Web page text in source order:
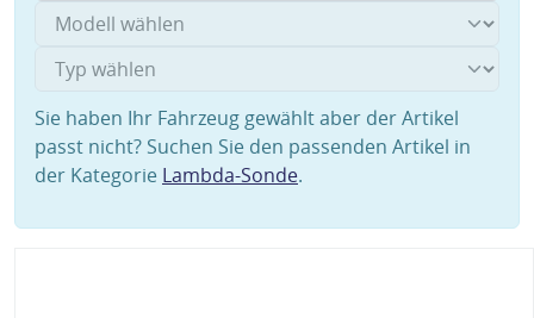
Sie haben Ihr Fahrzeug gewählt aber der Artikel
passt nicht? Suchen Sie den passenden Artikel in
der Kategorie Lambda-Sonde.